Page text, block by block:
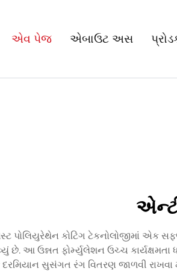
એવ પેજ એબાઉટ અસ
પોલિયુરેથેન કોટિંગ ટેકનોલોજીમાં એક
છે. આ ઉન્નત ફોર્મ્યુલેશન ઉચ્ચ
સુસંગત રંગ વિતરણ જાળવી